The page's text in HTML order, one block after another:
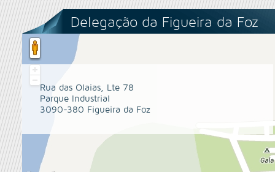
Delegação da Figueira da Foz
Rua das Olaias, Lte 78
Parque Industrial
3090-380 Figueira da Foz